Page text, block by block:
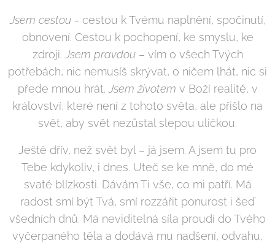
Jsem cestou - cestou k Tvému naplnění, spočinutí,
obnovení. Cestou k pochopení, ke smyslu, ke
zdroji. Jsem pravdou– vím o všech Tvých
potřebách, nic nemusíš skrývat, o ničem lhát, nic si
přede mnou hrát. Jsem životem v Boží realitě, v
království, které není z tohoto světa, ale přišlo na
svět, aby svět nezůstal slepou uličkou.
Ještě dřív, než svět byl – já jsem. A jsem tu pro
Tebe kdykoliv, i dnes. Uteč se ke mně, do mé
svaté blízkosti. Dávám Ti vše, co mi patří. Má
radost smí být Tvá, smí rozzářit ponurost i šeď
všedních dnů. Má neviditelná síla proudí do Tvého
vyčerpaného těla a dodává mu nadšení, odvahu,